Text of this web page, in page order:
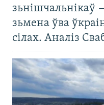
зьнішчальнікаў
зьмена ўва
сілах. Аналіз